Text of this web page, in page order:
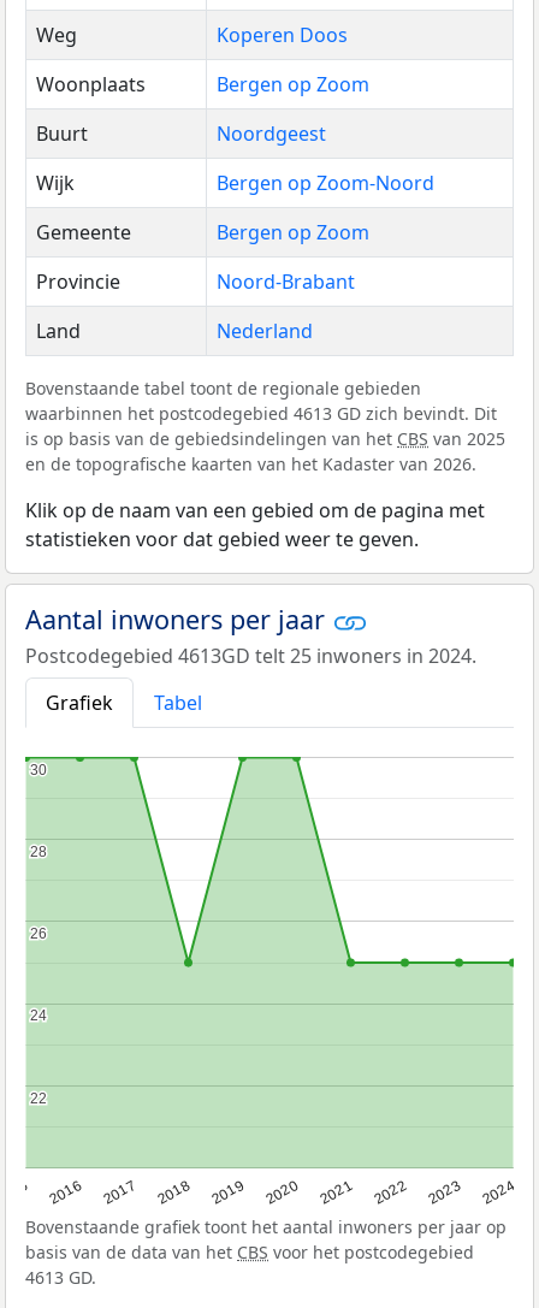
Weg
Koperen Doos
Woonplaats
Bergen op Zoom
Buurt
Noordgeest
Wijk
Bergen op Zoom-Noord
Gemeente
Bergen op Zoom
Provincie
Noord-Brabant
Land
Nederland
Bovenstaande tabel toont de regionale gebieden
waarbinnen het postcodegebied 4613 GD zich bevindt. Dit
is op basis van de gebiedsindelingen van het CBS van 2025
en de topografische kaarten van het Kadaster van 2026.
Klik op de naam van een gebied om de pagina met
statistieken voor dat gebied weer te geven.
Aantal inwoners per jaar
Postcodegebied 4613GD telt 25 inwoners in 2024.
Grafiek
Tabel
2016 2017 2018 2019 2020 2021 2022 2023 2024
22
22
24
24
26
26
28
28
30
30
Bovenstaande grafiek toont het aantal inwoners per jaar op
basis van de data van het CBS voor het postcodegebied
4613 GD.